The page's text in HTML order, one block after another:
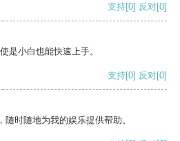
支持[0] 反对[0]
是小白也能快速上手。
支持[0] 反对[0]
时随地为我的娱乐提供帮助。